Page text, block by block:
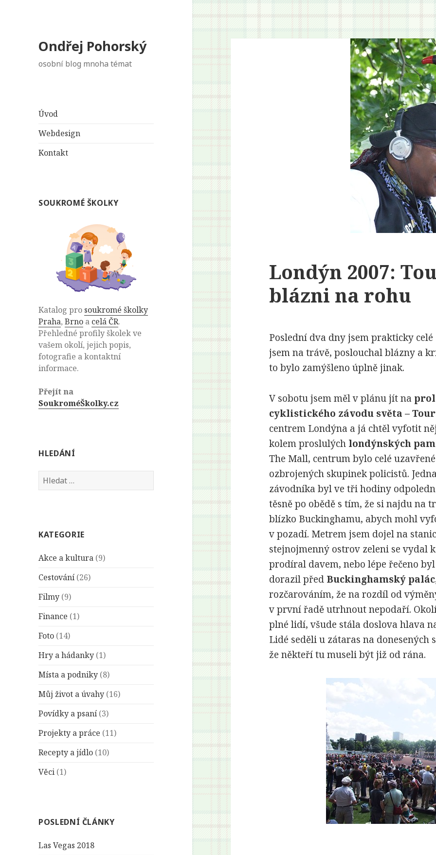
Ondřej Pohorský
osobní blog mnoha témat
Úvod
Webdesign
Kontakt
SOUKROMÉ ŠKOLKY
Katalog pro soukromé školky
Praha,Brno a celá ČR.
Přehledné profily školek ve
vašem okolí, jejich popis,
fotografie a kontaktní
informace.
Přejít na
SoukroméŠkolky.cz
HLEDÁNÍ
Vyhledávání
KATEGORIE
Akce a kultura (9)
Cestování (26)
Filmy (9)
Finance (1)
Foto (14)
Hry a hádanky (1)
Místa a podniky (8)
Můj život a úvahy (16)
Povídky a psaní (3)
Projekty a práce (11)
Recepty a jídlo (10)
Věci (1)
POSLEDNÍ ČLÁNKY
Las Vegas 2018
Londýn 2007:
blázni na rohu
Poslední dva dny jsem prakticky
jsem na trávě, poslouchal blázny a
to bylo zamýšleno úplně jinak.
V sobotu jsem měl v plánu jít na
cyklistického závodu světa –
centrem Londýna a já chtěl vyfotit
kolem proslulých londýnských
The Mall, centrum bylo celé
ozbrojených skupinek policistů.
závodníka byl ve tři hodiny
těsně po obědě s tím, že si najdu na
blízko Buckinghamu, abych mohl
v pozadí. Metrem jsem dojel na
stejnojmenný ostrov zeleni se vydal
prodíral davem, nebo lépe řečeno
dorazil před Buckinghamský palác
rozčarováním, že na rozdíl od
v první řadě utrhnout nepodaří.
plné lidí, všude stála doslova hlava
Lidé seděli u zátaras na
že někteří tu museli být již od rána.